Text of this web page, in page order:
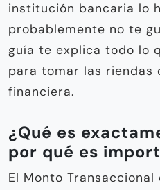
institución bancaria lo
probablemente no te
guía te explica todo lo
para tomar las riendas
financiera.
¿Qué es
por qué es
El Monto